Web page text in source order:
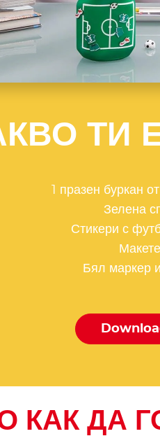
ТИ
1 празен буркан
Зелена
Стикери с
Бял маркер
КАК ДА